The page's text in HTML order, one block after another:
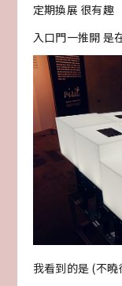
定期換展 很有趣
入口門一推開 是
我看到的是 (不